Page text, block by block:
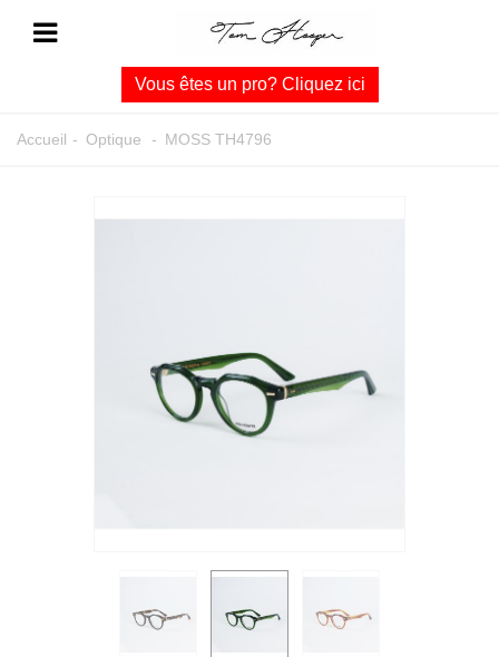
Vous êtes un pro? Cliquez ici
Accueil - Optique - MOSS TH4796